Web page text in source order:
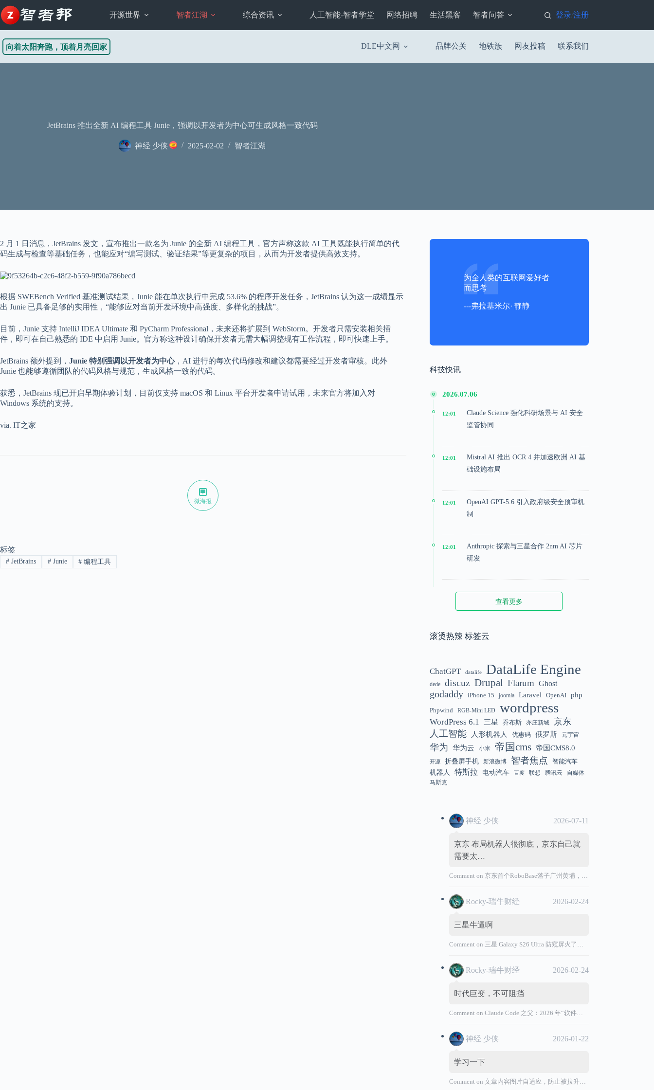
至
内
开源世界 智者江湖 综合资讯 人工智能-智者学堂 网络招聘 生活黑客 智者问答 登录/注册
向着太阳奔跑，顶着月亮回家 DLE中文网 品牌公关 地铁族 网友投稿 联系我们
JetBrains 推出全新 AI 编程工具 Junie，强调以开发者为中心可生成风格一致代码
神经 少侠 2025-02-02 智者江湖
2 月 1 日消息，JetBrains 发文，宣布推出一款名为 Junie 的全新 AI 编程工具，官方声称这款 AI 工具既能执行简单的代
码生成与检查等基础任务，也能应对“编写测试、验证结果”等更复杂的项目，从而为开发者提供高效支持。
根据 SWEBench Verified 基准测试结果，Junie 能在单次执行中完成 53.6% 的程序开发任务，JetBrains 认为这一成绩显示
出 Junie 已具备足够的实用性，“能够应对当前开发环境中高强度、多样化的挑战”。
目前，Junie 支持 IntelliJ IDEA Ultimate 和 PyCharm Professional，未来还将扩展到 WebStorm。开发者只需安装相关插
件，即可在自己熟悉的 IDE 中启用 Junie。官方称这种设计确保开发者无需大幅调整现有工作流程，即可快速上手。
JetBrains 额外提到， Junie 特别强调以开发者为中心，AI 进行的每次代码修改和建议都需要经过开发者审核。此外
Junie 也能够遵循团队的代码风格与规范，生成风格一致的代码。
获悉，JetBrains 现已开启早期体验计划，目前仅支持 macOS 和 Linux 平台开发者申请试用，未来官方将加入对
Windows 系统的支持。
via. IT之家
微海报
标签
#JetBrains #Junie # 编程工具
为全人类的互联网爱好者
而思考
---弗拉基米尔· 静静
科技快讯
2026.07.06
12:01
Claude Science 强化科研场景与 AI 安全
监管协同
12:01
Mistral AI 推出 OCR 4 并加速欧洲 AI 基
础设施布局
12:01
OpenAI GPT-5.6 引入政府级安全预审机
制
12:01
Anthropic 探索与三星合作 2nm AI 芯片
研发
12:01
Microsoft 投入 25 亿美元成立 AI 落地实
12:01
Meta 内部模型接近 GPT-5.5 水平，基础
12:01
Gemini 3.5 Flash 强化“AI 操作系统级代
理能力”
12:01
美国解除 Anthropic Fable / Mythos 模型
出口限制
查看更多
滚烫热辣 标签云
ChatGPT datalife DataLife Engine
dede discuz Drupal Flarum Ghost
godaddy iPhone 15 joomla Laravel OpenAI php
Phpwind RGB-Mini LED wordpress
WordPress 6.1 三星 乔布斯 亦庄新城 京东
人工智能 人形机器人 优惠码 俄罗斯 元宇宙
华为 华为云 小米 帝国cms 帝国CMS8.0
开源 折叠屏手机 新浪微博 智者焦点
智能汽车
机器人
特斯拉 电动汽车 百度 联想 腾讯云
自媒体
马斯克
神经 少侠 2026-07-11
京东 布局机器人很彻底，京东自己就
需要太…
Comment on京东首个RoboBase落子广州黄埔，加码机器人产业基础设施布局
Rocky-瑞牛财经 2026-02-24
三星牛逼啊
Comment on 三星 Galaxy S26 Ultra 防窥屏火了，全球核心战略伙伴名单大曝光
Rocky-瑞牛财经 2026-02-24
时代巨变，不可阻挡
Comment onClaude Code 之父：2026 年“软件工程师”退出历史舞台
神经 少侠 2026-01-22
学习一下
Comment on文章内容图片自适应，防止被拉升变形